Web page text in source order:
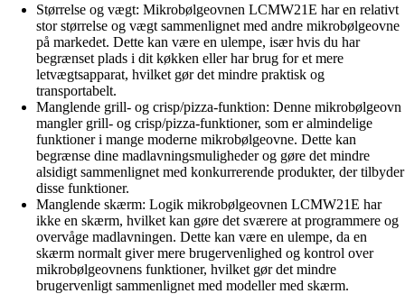
Størrelse og vægt: Mikrobølgeovnen LCMW21E har en relativt
stor størrelse og vægt sammenlignet med andre mikrobølgeovne
på markedet. Dette kan være en ulempe, især hvis du har
begrænset plads i dit køkken eller har brug for et mere
letvægtsapparat, hvilket gør det mindre praktisk og
transportabelt.
Manglende grill- og crisp/pizza-funktion: Denne mikrobølgeovn
mangler grill- og crisp/pizza-funktioner, som er almindelige
funktioner i mange moderne mikrobølgeovne. Dette kan
begrænse dine madlavningsmuligheder og gøre det mindre
alsidigt sammenlignet med konkurrerende produkter, der tilbyder
disse funktioner.
Manglende skærm: Logik mikrobølgeovnen LCMW21E har
ikke en skærm, hvilket kan gøre det sværere at programmere og
overvåge madlavningen. Dette kan være en ulempe, da en
skærm normalt giver mere brugervenlighed og kontrol over
mikrobølgeovnens funktioner, hvilket gør det mindre
brugervenligt sammenlignet med modeller med skærm.